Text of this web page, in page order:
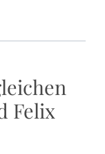
Felix